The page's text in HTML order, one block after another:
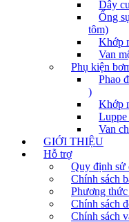
Dây
Ống
tôm)
Khớp
Van
Phụ kiện
Phao
)
Khớp
Van
GIỚI THIỆU
Hỗ trợ
Quy định sử
Chính sách
Phương
Chính sách
Chính sách